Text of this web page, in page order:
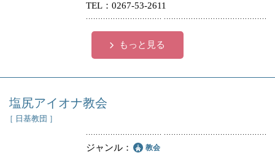
TEL 0267-53-2611
もっと見る
塩尻アイオナ教会
［ 日基教団 ］
ジャンル 教会